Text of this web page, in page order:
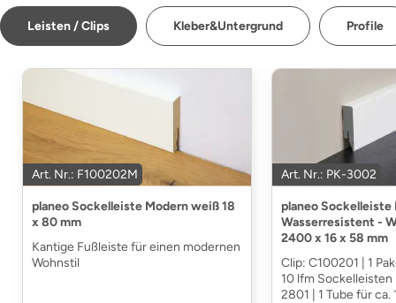
Leisten / Clips Kleber&Untergrund Profile
Art. Nr.: F100202M
planeo Sockelleiste Modern weiß 18
x 80 mm
Kantige Fußleiste für einen modernen
Wohnstil
Art. Nr.: PK-3002
planeo Sockelleiste
Wasserresistent -
2400 x 16 x 58 mm
Clip: C100201 | 1
10 lfm
2801 | 1 Tube für ca.